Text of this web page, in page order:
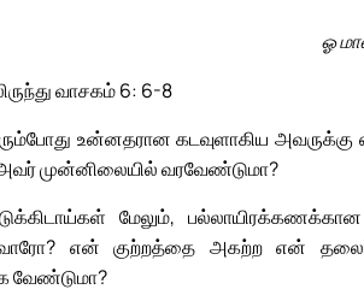
ஓ
வாசகம் 6: 6-8
உன்னதரான கடவுளாகிய
முன்னிலையில் வரவேண்டுமா?
மேலும்,
என் குற்றத்தை அகற்ற என்
வேண்டுமா?